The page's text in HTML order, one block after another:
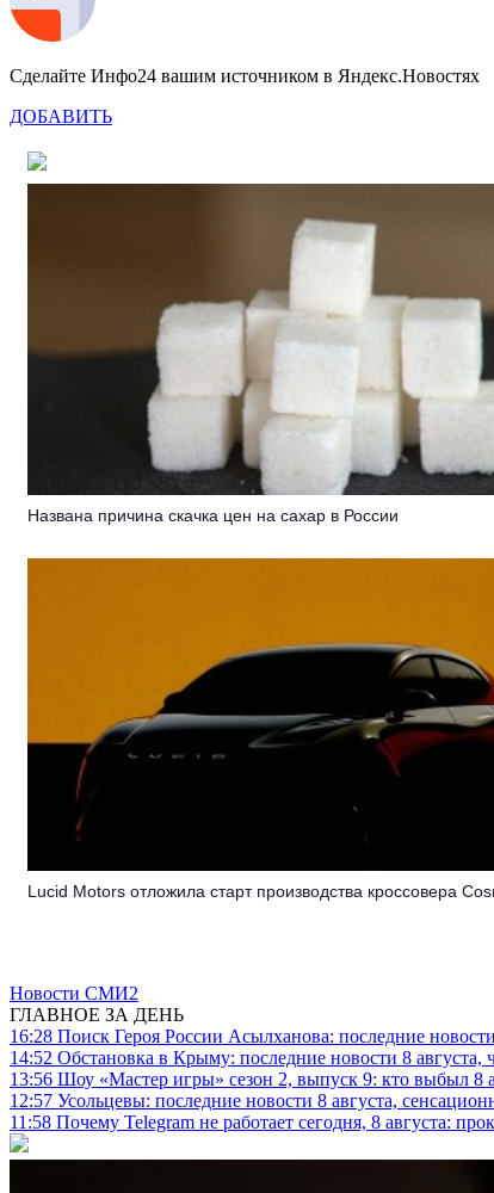
Сделайте Инфо24 вашим источником в Яндекс.Новостях
ДОБАВИТЬ
Названа причина скачка цен на сахар в России
Lucid Motors отложила старт производства кроссовера
Новости СМИ2
ГЛАВНОЕ ЗА ДЕНЬ
16:28 Поиск Героя России Асылханова: последние
14:52 Обстановка в Крыму: последние новости 8 августа,
13:56 Шоу «Мастер игры» сезон 2, выпуск 9: кто выбыл 8
12:57 Усольцевы: последние новости 8 августа,
11:58 Почему Telegram не работает сегодня, 8 августа: